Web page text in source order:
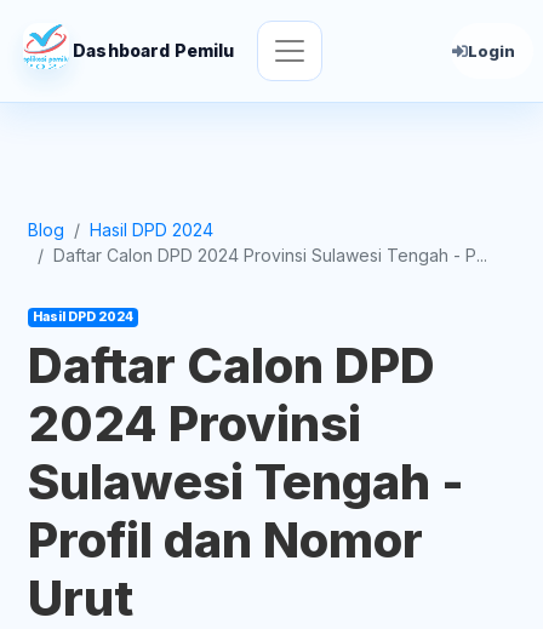
Dashboard Pemilu Login
Blog
Hasil DPD 2024
Daftar Calon DPD 2024 Provinsi Sulawesi Tengah - P...
Hasil DPD 2024
Daftar Calon DPD
2024 Provinsi
Sulawesi Tengah -
Profil dan Nomor
Urut